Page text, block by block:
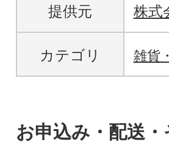
提供元 株式
カテゴリ 雑貨
お申込み・配送